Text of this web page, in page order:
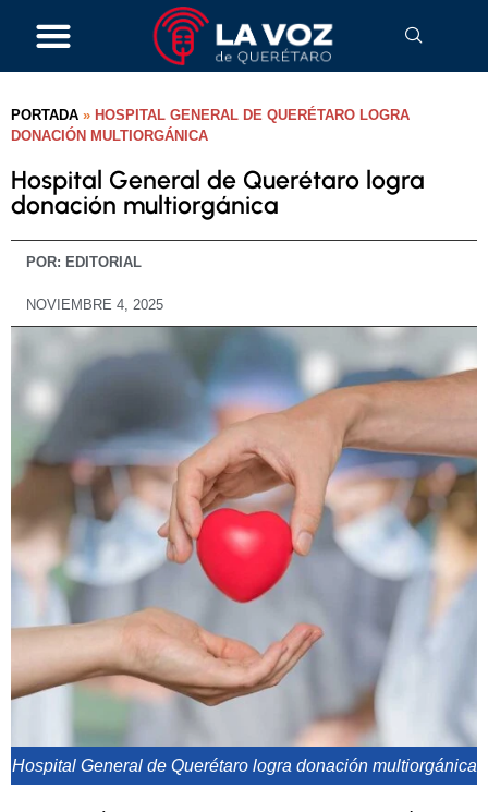
PORTADA » HOSPITAL GENERAL DE QUERÉTARO LOGRA
DONACIÓN MULTIORGÁNICA
Hospital General de Querétaro logra
donación multiorgánica
POR: EDITORIAL
NOVIEMBRE 4, 2025
Hospital General de Querétaro logra donación multiorgánica